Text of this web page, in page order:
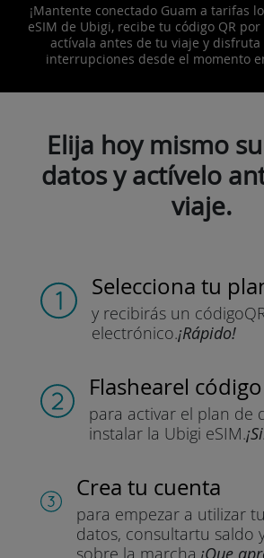
¡Mantente conectado Guam a tarifas
eSIM de Ubigi, recibe tu código QR
actívala antes de tu viaje y
interrupciones desde el momento
Elija hoy mismo
datos y actívelo
viaje.
Selecciona tu
y recibirás un código
electrónico.¡Rápido!
Flashearel
para activar el plan de
instalar la Ubigi eSIM.
Crea tu cuenta
para empezar a utilizar
datos, consultartu saldo
sobre la marcha.¡Que